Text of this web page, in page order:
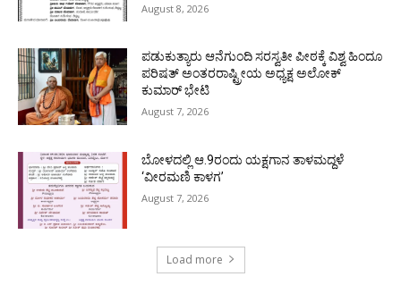
August 8, 2026
ಪಡುಕುತ್ಯಾರು ಆನೆಗುಂದಿ ಸರಸ್ವತೀ ಪೀಠಕ್ಕೆ ವಿಶ್ವ ಹಿಂದೂ
ಪರಿಷತ್ ಅಂತರರಾಷ್ಟ್ರೀಯ ಅಧ್ಯಕ್ಷ ಅಲೋಕ್
ಕುಮಾರ್ ಭೇಟಿ
August 7, 2026
ಬೋಳದಲ್ಲಿ ಆ.9ರಂದು ಯಕ್ಷಗಾನ ತಾಳಮದ್ದಳೆ
‘ವೀರಮಣಿ ಕಾಳಗ’
August 7, 2026
Load more